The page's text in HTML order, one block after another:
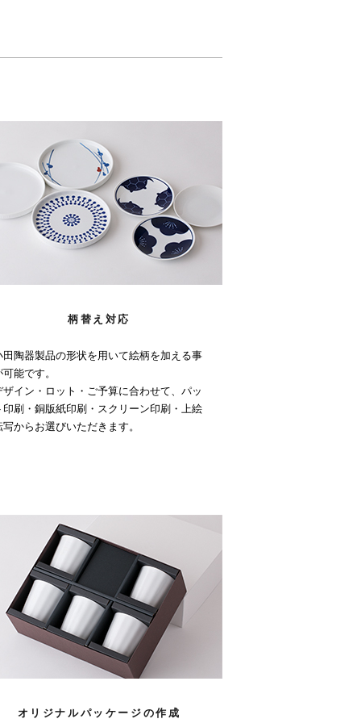
柄替え対応
田陶器製品の形状を用いて絵柄を加える事
可能です。
ザイン・ロット・ご予算に合わせて、パッ
印刷・銅版紙印刷・スクリーン印刷・上絵
写からお選びいただきます。
オリジナルパッケージの作成